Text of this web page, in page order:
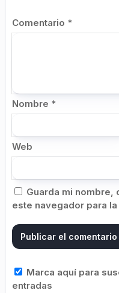
Comentario *
Nombre *
Web
Guarda mi
este navegador para
Marca aquí para
entradas